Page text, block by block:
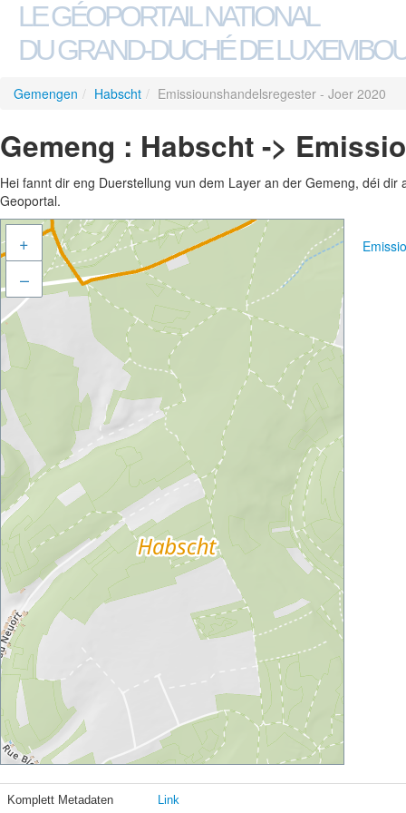
LE GÉOPORTAIL NATIONAL
DU GRAND-DUCHÉ DE
Gemengen / Habscht / Emissiounshandelsregester - Joer 2020
Gemeng : Habscht ->
Hei fannt dir eng Duerstellung vun dem Layer an der Gemeng, déi
Geoportal.
+
–
Komplett Metadaten Link